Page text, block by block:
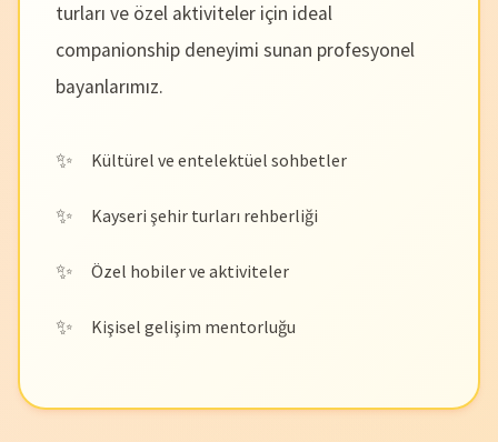
turları ve özel aktiviteler için ideal
companionship deneyimi sunan profesyonel
bayanlarımız.
Kültürel ve entelektüel sohbetler
Kayseri şehir turları rehberliği
Özel hobiler ve aktiviteler
Kişisel gelişim mentorluğu